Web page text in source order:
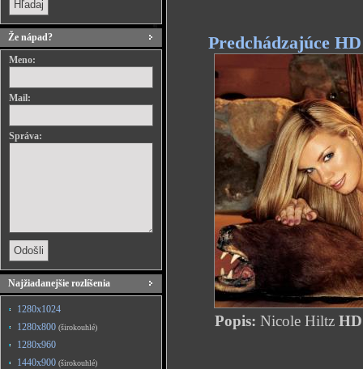
Že nápad?
Meno:
Mail:
Správa:
Najžiadanejšie rozlíšenia
1280x1024
1280x800 (širokouhlé)
1280x960
1440x900 (širokouhlé)
Predchádzajúce
Popis: Nicole Hiltz